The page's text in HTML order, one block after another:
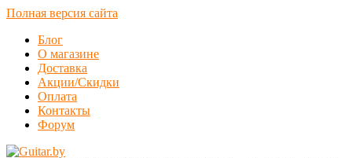
Полная версия сайта
Блог
О магазине
Доставка
Акции/Скидки
Оплата
Контакты
Форум